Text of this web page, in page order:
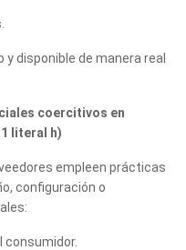
disponible de manera real
coercitivos en
literal h)
empleen prácticas
configuración o
consumidor.